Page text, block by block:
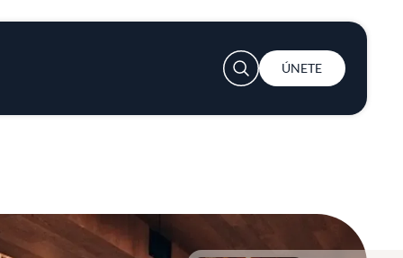
User account menu
ÚNETE